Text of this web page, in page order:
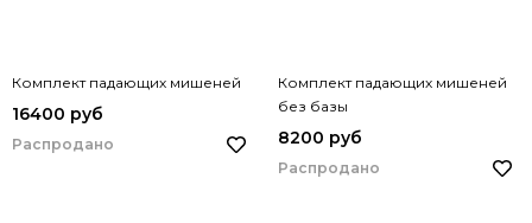
Комплект падающих мишеней
16400 руб
Распродано
Комплект падающих мишеней
без базы
8200 руб
Распродано